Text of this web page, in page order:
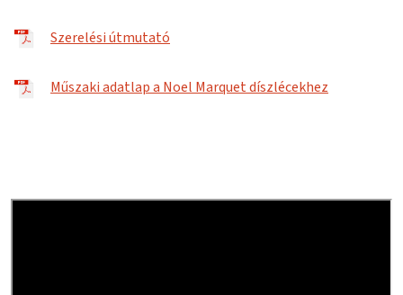
Szerelési útmutató
Műszaki adatlap a Noel Marquet díszlécekhez